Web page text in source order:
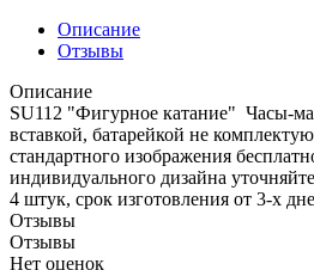
Описание
Отзывы
Описание
SU112 "Фигурное катание" Часы-
вставкой, батарейкой не
стандартного изображения
индивидуального дизайна
4 штук, срок изготовления от 3-х
Отзывы
Отзывы
Нет оценок